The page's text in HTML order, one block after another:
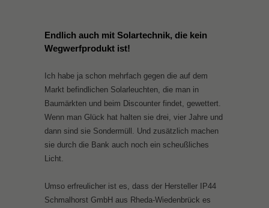
Endlich auch mit Solartechnik, die kein
Wegwerfprodukt ist!
Ich habe ja schon mehrfach gegen die auf dem
Markt befindlichen Solarleuchten, die man in
Baumärkten und beim Discounter findet, gewettert.
Wenn man Glück hat halten sie drei, vier Jahre und
dann sind sie Sondermüll. Und zusätzlich machen
sie durch die Bank auch noch ein scheußliches
Licht.
Umso erfreulicher ist es, dass der Hersteller IP44
Schmalhorst GmbH aus Rheda-Wiedenbrück es